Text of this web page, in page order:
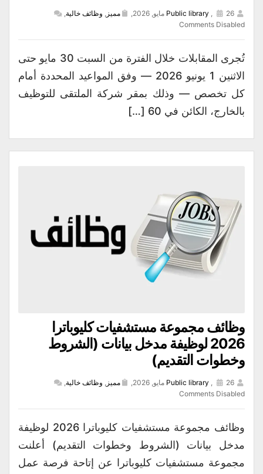
Public library , 26 مايو, 2026, مميز , وظائف خالية,
Comments Disabled
تُجرى المقابلات خلال الفترة من السبت 30 مايو حتى
الاثنين 1 يونيو 2026 — وفق المواعيد المحددة أمام
كل تخصص — وذلك بمقر شركة الملتقى للتوظيف
بالخارج، الكائن في 60 […]
وظائف مجموعة مستشفيات كليوباترا
2026 لوظيفة مدخل بيانات (الشروط
وخطوات التقديم)
Public library , 26 مايو, 2026, مميز , وظائف خالية,
Comments Disabled
وظائف مجموعة مستشفيات كليوباترا 2026 لوظيفة
مدخل بيانات (الشروط وخطوات التقديم) أعلنت
مجموعة مستشفيات كليوباترا عن إتاحة فرصة عمل